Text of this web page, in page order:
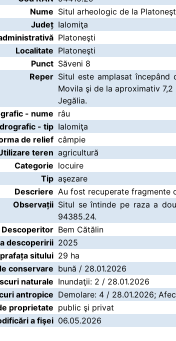
Nume Situl arheologic de la
Județ Ialomiţa
Platoneşti
Localitate Platoneşti
Punct Săveni 8
Reper Situl este amplasat
Movila şi de la aproximativ
Jegălia.
- nume râu
- tip Ialomiţa
de relief câmpie
teren agricultură
Categorie locuire
Tip aşezare
Descriere Au fost recuperate fragmente
Observații Situl se întinde pe raza a
94385.24.
Descoperitor Bem Cătălin
descoperirii 2025
sitului 29 ha
conservare bună / 28.01.2026
naturale Inundaţii: 2 / 28.01.2026
antropice Demolare: 4 / 28.01.2026;
proprietate public şi privat
a fişei 06.05.2026